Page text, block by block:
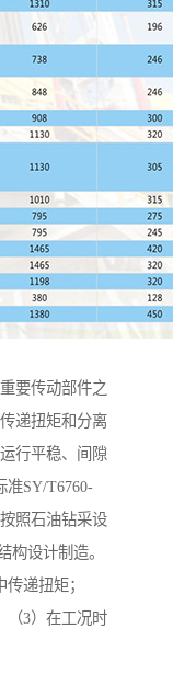
要传动部件之
递扭矩和分离
行平稳、间隙
准SY/T6760-
照石油钻采设
构设计制造。
递扭矩；
（3）在工况时